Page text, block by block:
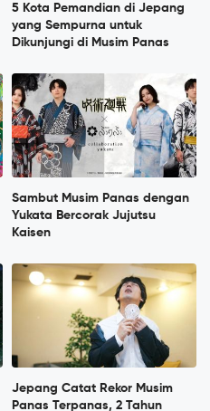
5 Kota Pemandian di Jepang
yang Sempurna untuk
Dikunjungi di Musim Panas
Sambut Musim Panas dengan
Yukata Bercorak Jujutsu
Kaisen
Jepang Catat Rekor Musim
Panas Terpanas, 2 Tahun